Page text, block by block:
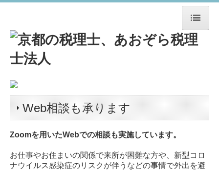
HOME
事務所概要
スタッフ紹介
経営理念
ＴＫＣ関連・提携企業
Web相談も承ります
Zoomを用いたWebでの相談も実施しています。
お仕事やお住まいの関係で来所が困難な方や、新型コロ
ナウイルス感染症のリスクが伴うなどの事情で外出を避